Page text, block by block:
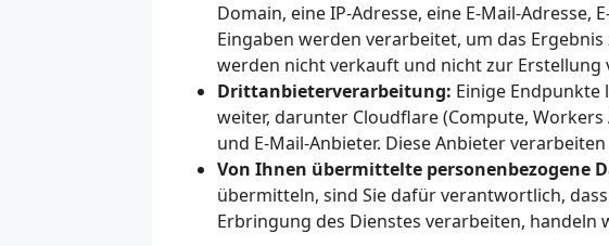
Domain, eine IP-Adresse, eine E-Mail-Adresse,
Eingaben werden verarbeitet, um das
werden nicht verkauft und nicht zur
Drittanbieterverarbeitung: Einige
weiter, darunter Cloudflare (Compute,
und E-Mail-Anbieter. Diese Anbieter
Von Ihnen übermittelte personenbezogene
übermitteln, sind Sie dafür verantwortlich,
Erbringung des Dienstes verarbeiten,